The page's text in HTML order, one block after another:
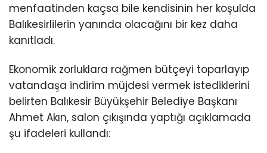
menfaatinden kaçsa bile kendisinin her koşulda
Balıkesirlilerin yanında olacağını bir kez daha
kanıtladı.
Ekonomik zorluklara rağmen bütçeyi toparlayıp
vatandaşa indirim müjdesi vermek istediklerini
belirten Balıkesir Büyükşehir Belediye Başkanı
Ahmet Akın, salon çıkışında yaptığı açıklamada
şu ifadeleri kullandı: